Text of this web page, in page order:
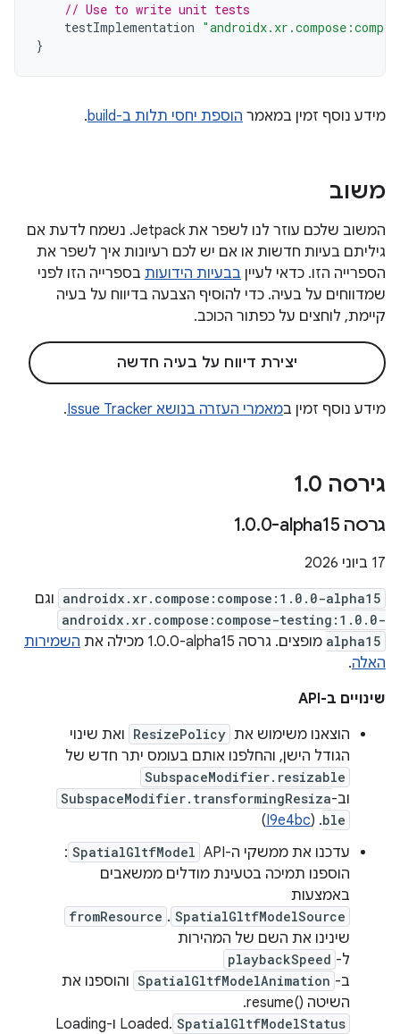
// Use to write unit tests
testImplementation
}
מידע נוסף זמין במאמר הוספת יחסי תלות ב-build .
משוב
המשוב שלכם עוזר לנו לשפר את Jetpack. נשמח לדעת אם
גיליתם בעיות חדשות או אם יש לכם רעיונות איך לשפר את
הספרייה הזו. כדאי לעיין בבעיות הידועות בספרייה הזו לפני
שמדווחים על בעיה. כדי להוסיף הצבעה בדיווח על בעיה
קיימת, לוחצים על כפתור הכוכב.
יצירת דיווח על בעיה חדשה
מידע נוסף זמין במאמרי העזרה בנושא Issue Tracker .
גירסה 1 .0
גרסה ‎1 .0.0-alpha15
‫17 ביוני 2026
androidx.xr.compose:compose:1.0.0-alpha15 וגם
androidx.xr.compose:compose-testing:1.0.0-
alpha15 מופצים. גרסה ‎1.0.0-alpha15 מכילה את
השמירות
האלה.
שינויים ב-API
הוצאנו משימוש את ResizePolicy ואת שינוי
הגודל הישן, והחלפנו אותם בעומס יתר חדש של
SubspaceModifier.resizable
וב-SubspaceModifier.transformingResiza
ble
. (
I9e4bc
)
עדכנו את ממשקי ה-API ‏
SpatialGltfModel
:
הוספנו תמיכה בטעינת מודלים ממשאבים
באמצעות
SpatialGltfModelSource
.
fromResource
שינינו את השם של המהירות
ל- playbackSpeed
ב- SpatialGltfModelAnimation והוספנו את
השיטה resume()‎.
SpatialGltfModelStatus
.Loaded ו-Loading